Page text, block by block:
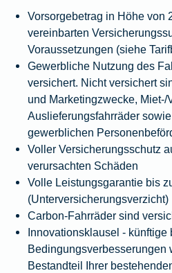
Vorsorgebetrag in Höhe von
vereinbarten
Voraussetzungen (siehe
Gewerbliche Nutzung des
versichert. Nicht versichert
und Marketingzwecke, Miet-/
Auslieferungsfahrräder
gewerblichen
Voller Versicherungsschutz
verursachten Schäden
Volle Leistungsgarantie bis
(Unterversicherungsverzicht)
Carbon-Fahrräder sind
Innovationsklausel - künftige
Bedingungsverbesserungen
Bestandteil Ihrer